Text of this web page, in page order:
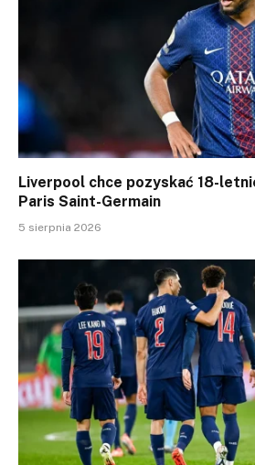
Liverpool chce pozyskać 18-
Paris Saint-Germain
5 sierpnia 2026